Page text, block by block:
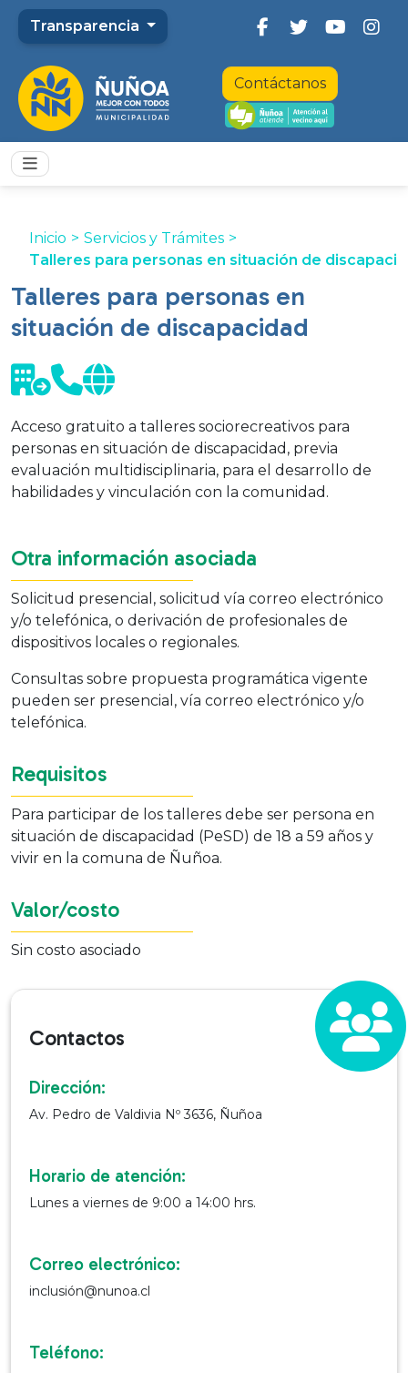
Transparencia
Contáctanos
Inicio > Servicios y Trámites >
Talleres para personas en situación de
Talleres para personas en
situación de discapacidad
Acceso gratuito a talleres sociorecreativos para
personas en situación de discapacidad, previa
evaluación multidisciplinaria, para el desarrollo de
habilidades y vinculación con la comunidad.
Otra información asociada
Solicitud presencial, solicitud vía correo electrónico
y/o telefónica, o derivación de profesionales de
dispositivos locales o regionales.
Consultas sobre propuesta programática vigente
pueden ser presencial, vía correo electrónico y/o
telefónica.
Requisitos
Para participar de los talleres debe ser persona en
situación de discapacidad (PeSD) de 18 a 59 años y
vivir en la comuna de Ñuñoa.
Valor/costo
Sin costo asociado
Contactos
Dirección:
Av. Pedro de Valdivia Nº 3636, Ñuñoa
Horario de atención:
Lunes a viernes de 9:00 a 14:00 hrs.
Correo electrónico:
inclusión@nunoa.cl
Teléfono: